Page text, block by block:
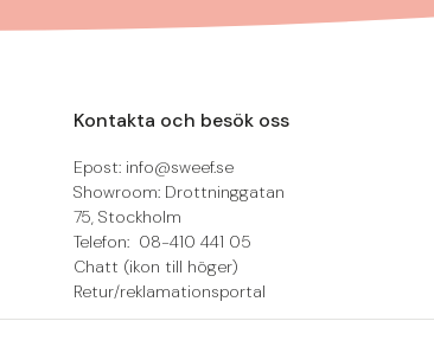
Kontakta och besök oss
Epost: info@sweef.se
Showroom: Drottninggatan
75, Stockholm
Telefon: 08-410 441 05
Chatt (ikon till höger)
Retur/reklamationsportal